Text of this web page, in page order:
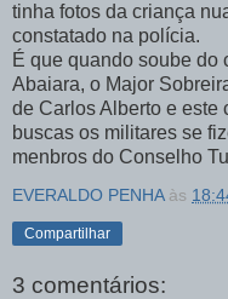
tinha fotos da criança
constatado na polícia.
É que quando soube do
Abaiara, o Major
de Carlos Alberto e este
buscas os militares se
menbros do Conselho
EVERALDO PENHA às
Compartilhar
3 comentários: